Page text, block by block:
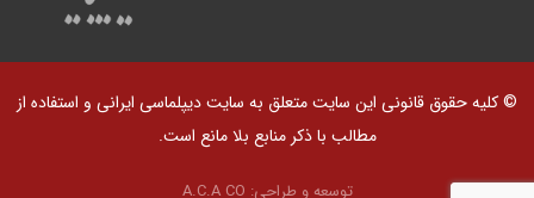
© کلیه حقوق قانونی این سایت متعلق به سایت دیپلماسی ایرانی و استفاده از
مطالب با ذکر منابع بلا مانع است.
توسعه و طراحی: A.C.A CO